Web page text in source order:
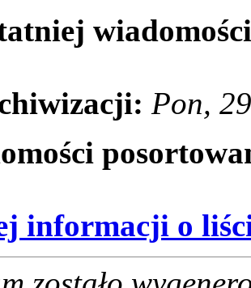
Pon,
informacji o